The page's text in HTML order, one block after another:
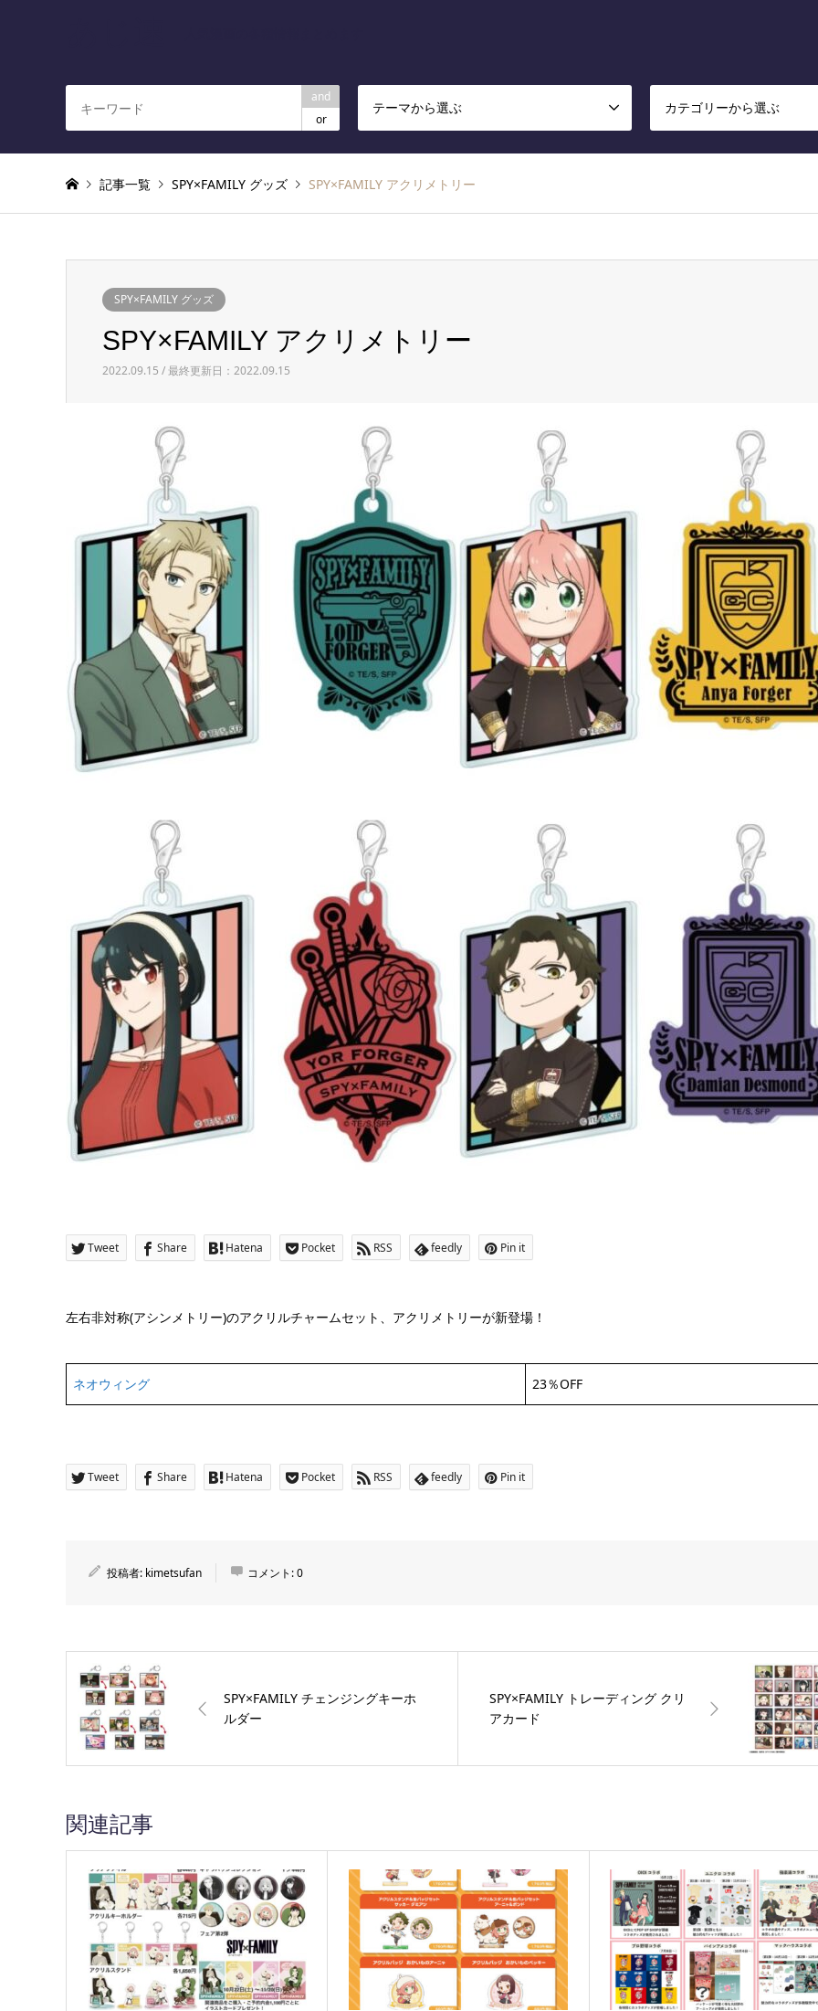
and
or
テーマから選ぶ カテゴリーから選ぶ
記事一覧 SPY×FAMILY グッズ SPY×FAMILY アクリメトリー
SPY×FAMILY グッズ
SPY×FAMILY アクリメトリー
2022.09.15 / 最終更新日：2022.09.15
Tweet Share Hatena Pocket RSS feedly Pin it
左右非対称(アシンメトリー)のアクリルチャームセット、アクリメトリーが新登場！
ネオウィング 23％OFF
Tweet Share Hatena Pocket RSS feedly Pin it
投稿者: kimetsufan コメント:0
SPY×FAMILY チェンジングキーホ
ルダー
SPY×FAMILY トレーディング クリ
アカード
関連記事